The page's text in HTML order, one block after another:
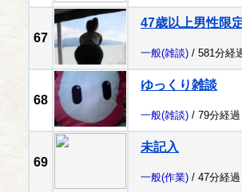
67
47歳以上男性限
一般(雑談) / 581分経
68
ゆっくり雑談
一般(雑談) / 79分経
69
未記入
一般(作業) / 47分経